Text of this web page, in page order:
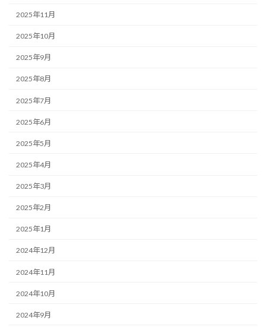
2025年11月
2025年10月
2025年9月
2025年8月
2025年7月
2025年6月
2025年5月
2025年4月
2025年3月
2025年2月
2025年1月
2024年12月
2024年11月
2024年10月
2024年9月